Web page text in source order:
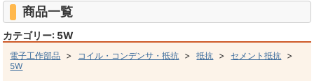
商品一覧
カテゴリー: 5W
電子工作部品 > コイル・コンデンサ・抵抗 >抵抗 >セメント抵抗 >
5W